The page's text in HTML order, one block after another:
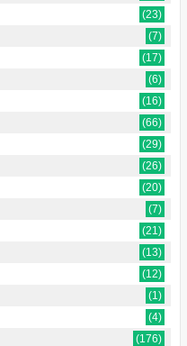
(23)
(7)
(17)
(6)
(16)
(66)
(29)
(26)
(20)
(7)
(21)
(13)
(12)
(1)
(4)
(176)